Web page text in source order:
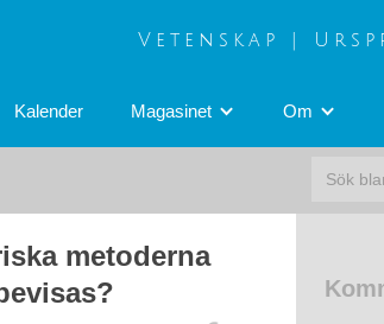
Vetenskap |
Kalender Magasinet Om
metoderna